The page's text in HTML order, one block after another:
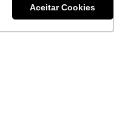
Aceitar Cookies